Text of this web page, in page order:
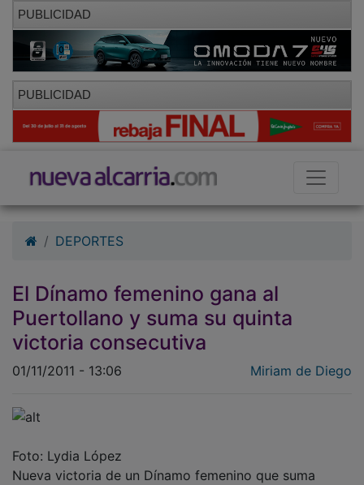
PUBLICIDAD
PUBLICIDAD
DEPORTES
El Dínamo femenino gana al
Puertollano y suma su quinta
victoria consecutiva
01/11/2011 - 13:06 Miriam de Diego
Foto: Lydia López
Nueva victoria de un Dínamo femenino que suma